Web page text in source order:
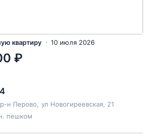
квартиру 10 июля 2026
₽
р-н Перово ул Новогиреевская , 21
пешком